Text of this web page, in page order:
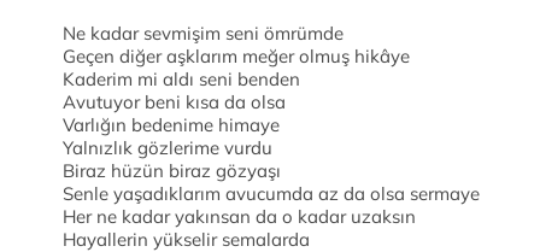
Ne kadar sevmişim seni ömrümde
Geçen diğer aşklarım meğer olmuş hikâye
Kaderim mi aldı seni benden
Avutuyor beni kısa da olsa
Varlığın bedenime himaye
Yalnızlık gözlerime vurdu
Biraz hüzün biraz gözyaşı
Senle yaşadıklarım avucumda az da olsa sermaye
Her ne kadar yakınsan da o kadar uzaksın
Hayallerin yükselir semalarda